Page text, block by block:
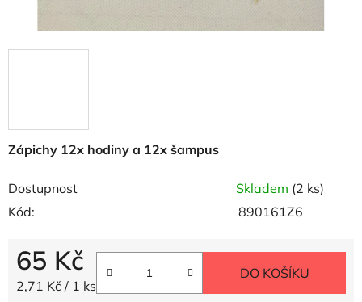
Zápichy 12x hodiny a 12x šampus
Dostupnost Skladem (2 ks)
Kód:
890161Z6
65 Kč
Měrná cena:
2,71 Kč / 1 ks
DO KOŠÍKU